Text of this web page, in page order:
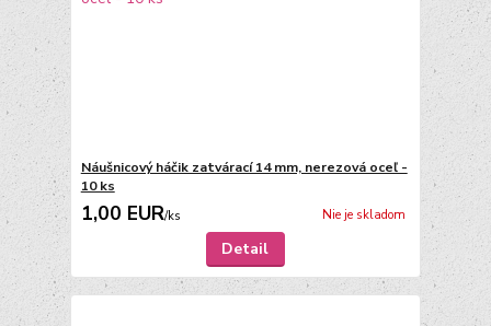
Náušnicový háčik zatvárací 14 mm, nerezová oceľ -
10 ks
1,00 EUR/ks Nie je skladom
Detail